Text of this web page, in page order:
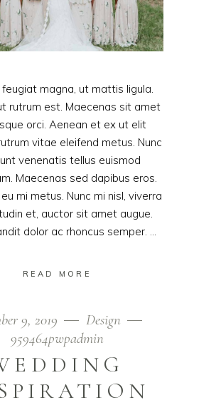
magna, ut mattis ligula.
rutrum est. Maecenas sit amet
orci. Aenean et ex ut elit
vitae eleifend metus. Nunc
venenatis tellus euismod
Maecenas sed dapibus eros.
mi metus. Nunc mi nisl, viverra
et, auctor sit amet augue.
dolor ac rhoncus semper.
READ MORE
9, 2019
Design
959464pwpadmin